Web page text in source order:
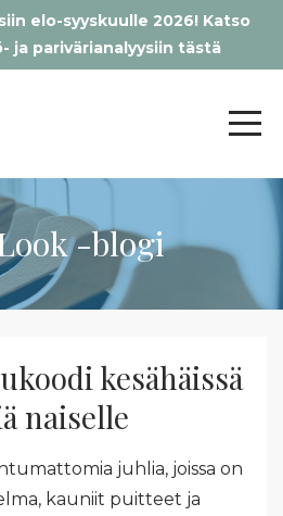
elo-syyskuulle 2026! Katso
ja parivärianalyysiin tästä
-blogi
kesähäissä
naiselle
juhlia, joissa on
kauniit puitteet ja